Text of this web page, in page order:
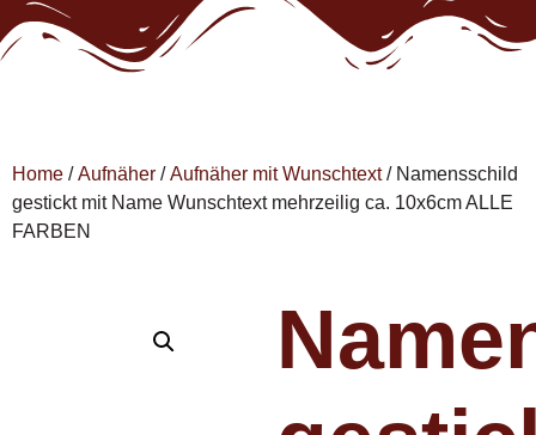
Home /Aufnäher /Aufnäher mit Wunschtext/ Namensschild
gestickt mit Name Wunschtext mehrzeilig ca. 10x6cm ALLE
FARBEN